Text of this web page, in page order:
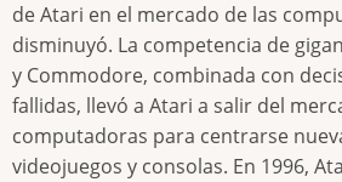
de Atari en el mercado de las
disminuyó. La competencia de
y Commodore, combinada con
fallidas, llevó a Atari a salir del
computadoras para centrarse
videojuegos y consolas. En 1996,